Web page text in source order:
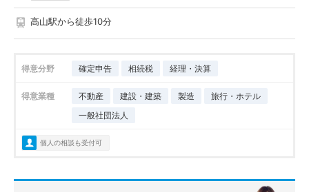
高山駅から徒歩10分
得意分野 確定申告 相続税 経理・決算
得意業種 不動産 建設・建築 製造
旅行・ホテル
一般社団法人
個人の相談も受付可